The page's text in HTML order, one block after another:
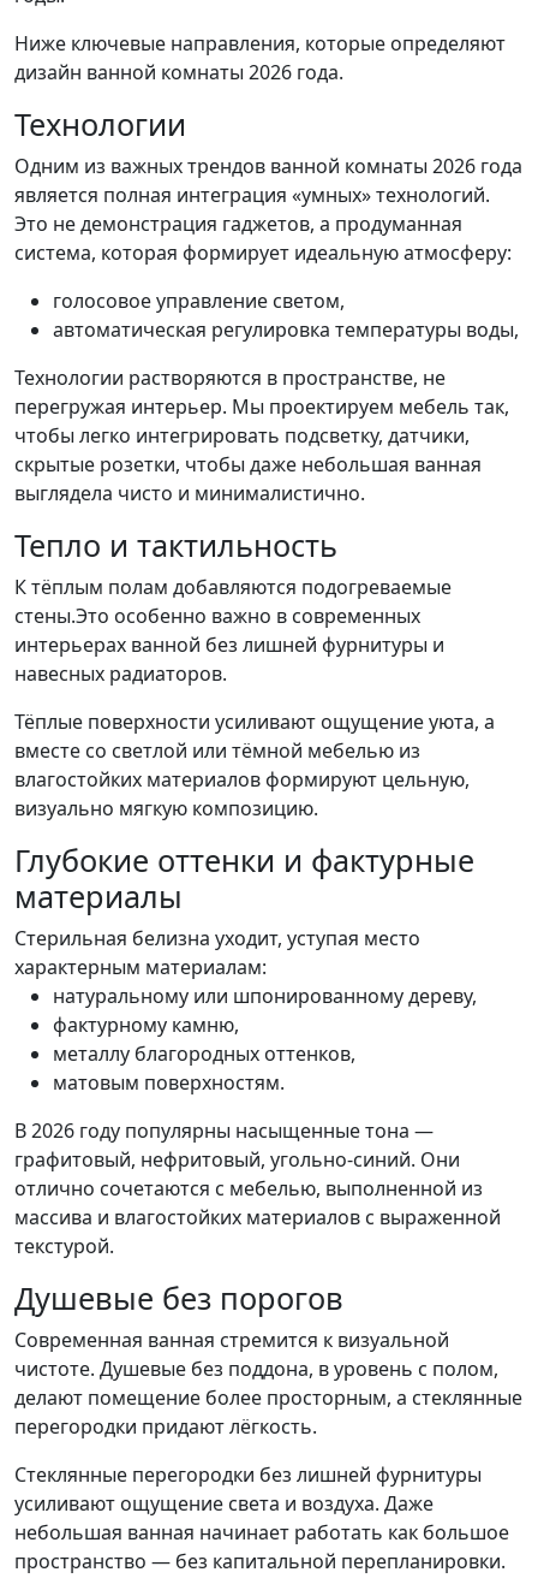
Ниже ключевые направления, которые определяют
дизайн ванной комнаты 2026 года.
Технологии
Одним из важных трендов ванной комнаты 2026 года
является полная интеграция «умных» технологий.
Это не демонстрация гаджетов, а продуманная
система, которая формирует идеальную атмосферу:
голосовое управление светом,
автоматическая регулировка температуры воды,
Технологии растворяются в пространстве, не
перегружая интерьер. Мы проектируем мебель так,
чтобы легко интегрировать подсветку, датчики,
скрытые розетки, чтобы даже небольшая ванная
выглядела чисто и минималистично.
Тепло и тактильность
К тёплым полам добавляются подогреваемые
стены.Это особенно важно в современных
интерьерах ванной без лишней фурнитуры и
навесных радиаторов.
Тёплые поверхности усиливают ощущение уюта, а
вместе со светлой или тёмной мебелью из
влагостойких материалов формируют цельную,
визуально мягкую композицию.
Глубокие оттенки и фактурные
материалы
Стерильная белизна уходит, уступая место
характерным материалам:
натуральному или шпонированному дереву,
фактурному камню,
металлу благородных оттенков,
матовым поверхностям.
В 2026 году популярны насыщенные тона —
графитовый, нефритовый, угольно-синий. Они
отлично сочетаются с мебелью, выполненной из
массива и влагостойких материалов с выраженной
текстурой.
Душевые без порогов
Современная ванная стремится к визуальной
чистоте. Душевые без поддона, в уровень с полом,
делают помещение более просторным, а стеклянные
перегородки придают лёгкость.
Стеклянные перегородки без лишней фурнитуры
усиливают ощущение света и воздуха. Даже
небольшая ванная начинает работать как большое
пространство — без капитальной перепланировки.